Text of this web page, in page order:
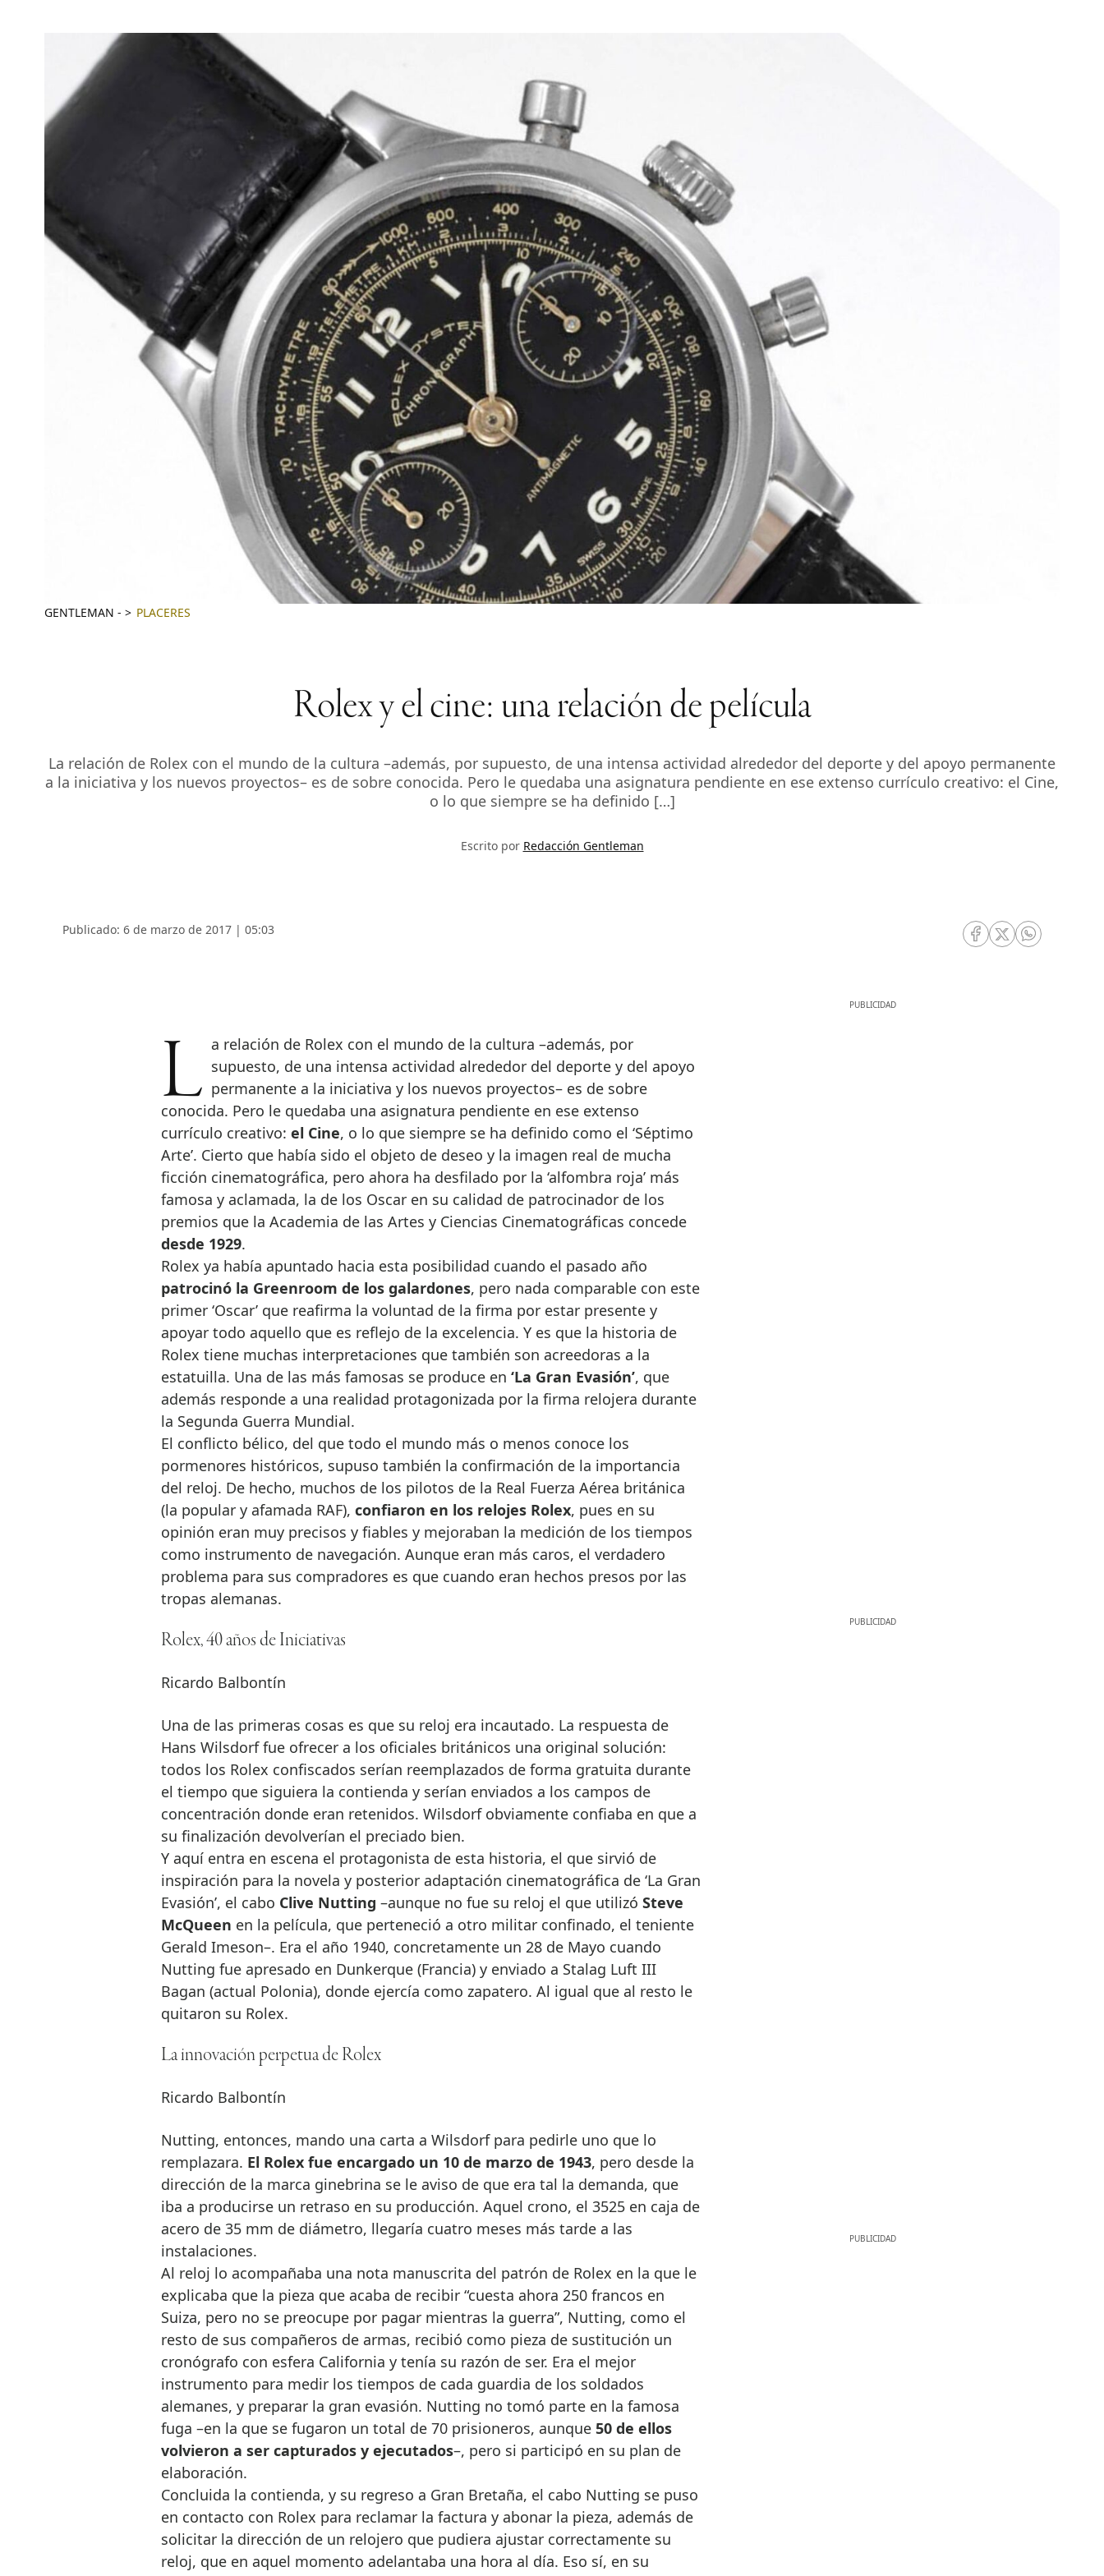
GENTLEMAN - PLACERES
Rolex y el cine: una relación de película
La relación de Rolex con el mundo de la cultura –además, por supuesto, de una intensa actividad alrededor del deporte y del apoyo permanente
a la iniciativa y los nuevos proyectos– es de sobre conocida. Pero le quedaba una asignatura pendiente en ese extenso currículo creativo: el Cine,
o lo que siempre se ha definido […]
Escrito por Redacción Gentleman
Publicado: 6 de marzo de 2017 | 05:03
RRSS Facebook
RRSS Twitter
RRSS
La relación de Rolex con el mundo de la cultura –además, por supuesto, de una intensa actividad alrededor del deporte y del apoyo
permanente a la iniciativa y los nuevos proyectos– es de sobre
conocida. Pero le quedaba una asignatura pendiente en ese extenso
currículo creativo: el Cine, o lo que siempre se ha definido como el ‘Séptimo
Arte’. Cierto que había sido el objeto de deseo y la imagen real de mucha
ficción cinematográfica, pero ahora ha desfilado por la ‘alfombra roja’ más
famosa y aclamada, la de los Oscar en su calidad de patrocinador de los
premios que la Academia de las Artes y Ciencias Cinematográficas concede
desde 1929.
Rolex ya había apuntado hacia esta posibilidad cuando el pasado año
patrocinó la Greenroom de los galardones, pero nada comparable con este
primer ‘Oscar’ que reafirma la voluntad de la firma por estar presente y
apoyar todo aquello que es reflejo de la excelencia. Y es que la historia de
Rolex tiene muchas interpretaciones que también son acreedoras a la
estatuilla. Una de las más famosas se produce en ‘La Gran Evasión’, que
además responde a una realidad protagonizada por la firma relojera durante
la Segunda Guerra Mundial.
El conflicto bélico, del que todo el mundo más o menos conoce los
pormenores históricos, supuso también la confirmación de la importancia
del reloj. De hecho, muchos de los pilotos de la Real Fuerza Aérea británica
(la popular y afamada RAF), confiaron en los relojes Rolex, pues en su
opinión eran muy precisos y fiables y mejoraban la medición de los tiempos
como instrumento de navegación. Aunque eran más caros, el verdadero
problema para sus compradores es que cuando eran hechos presos por las
tropas alemanas.
Rolex, 40 años de Iniciativas
Ricardo Balbontín
Una de las primeras cosas es que su reloj era incautado. La respuesta de
Hans Wilsdorf fue ofrecer a los oficiales británicos una original solución:
todos los Rolex confiscados serían reemplazados de forma gratuita durante
el tiempo que siguiera la contienda y serían enviados a los campos de
concentración donde eran retenidos. Wilsdorf obviamente confiaba en que a
su finalización devolverían el preciado bien.
Y aquí entra en escena el protagonista de esta historia, el que sirvió de
inspiración para la novela y posterior adaptación cinematográfica de ‘La Gran
Evasión’, el cabo Clive Nutting –aunque no fue su reloj el que utilizó Steve
McQueen en la película, que perteneció a otro militar confinado, el teniente
Gerald Imeson–. Era el año 1940, concretamente un 28 de Mayo cuando
Nutting fue apresado en Dunkerque (Francia) y enviado a Stalag Luft III
Bagan (actual Polonia), donde ejercía como zapatero. Al igual que al resto le
quitaron su Rolex.
La innovación perpetua de Rolex
Ricardo Balbontín
Nutting, entonces, mando una carta a Wilsdorf para pedirle uno que lo
remplazara. El Rolex fue encargado un 10 de marzo de 1943, pero desde la
dirección de la marca ginebrina se le aviso de que era tal la demanda, que
iba a producirse un retraso en su producción. Aquel crono, el 3525 en caja de
acero de 35 mm de diámetro, llegaría cuatro meses más tarde a las
instalaciones.
Al reloj lo acompañaba una nota manuscrita del patrón de Rolex en la que le
explicaba que la pieza que acaba de recibir “cuesta ahora 250 francos en
Suiza, pero no se preocupe por pagar mientras la guerra”, Nutting, como el
resto de sus compañeros de armas, recibió como pieza de sustitución un
cronógrafo con esfera California y tenía su razón de ser. Era el mejor
instrumento para medir los tiempos de cada guardia de los soldados
alemanes, y preparar la gran evasión. Nutting no tomó parte en la famosa
fuga –en la que se fugaron un total de 70 prisioneros, aunque 50 de ellos
volvieron a ser capturados y ejecutados–, pero si participó en su plan de
elaboración.
Concluida la contienda, y su regreso a Gran Bretaña, el cabo Nutting se puso
en contacto con Rolex para reclamar la factura y abonar la pieza, además de
solicitar la dirección de un relojero que pudiera ajustar correctamente su
reloj, que en aquel momento adelantaba una hora al día. Eso sí, en su